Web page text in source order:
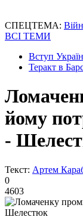
СПЕЦТЕМА:
ВСІ ТЕМИ
Вступ
Теракт в
йому
-
Текст: Артем
0
4603